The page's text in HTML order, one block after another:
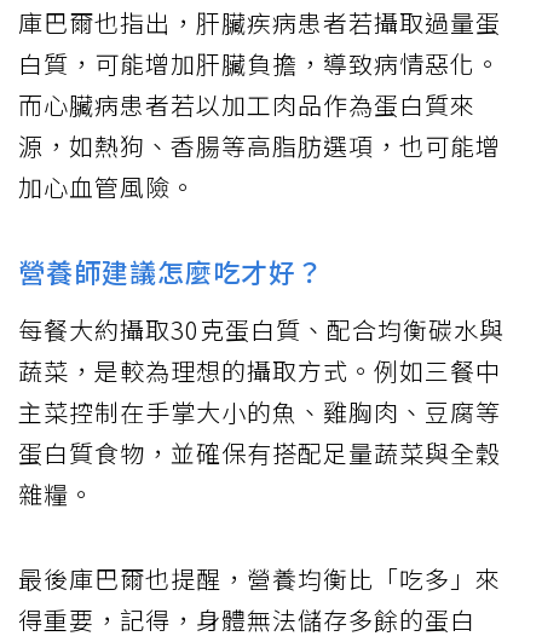
庫巴爾也指出，肝臟疾病患者若攝取過量蛋
白質，可能增加肝臟負擔，導致病情惡化。
而心臟病患者若以加工肉品作為蛋白質來
源，如熱狗、香腸等高脂肪選項，也可能增
加心血管風險。
營養師建議怎麼吃才好？
每餐大約攝取30克蛋白質、配合均衡碳水與
蔬菜，是較為理想的攝取方式。例如三餐中
主菜控制在手掌大小的魚、雞胸肉、豆腐等
蛋白質食物，並確保有搭配足量蔬菜與全穀
雜糧。
最後庫巴爾也提醒，營養均衡比「吃多」來
得重要，記得，身體無法儲存多餘的蛋白